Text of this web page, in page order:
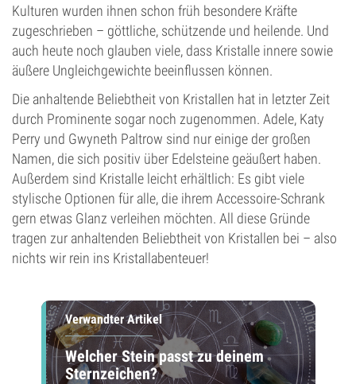
Kulturen wurden ihnen schon früh besondere Kräfte
zugeschrieben – göttliche, schützende und heilende. Und
auch heute noch glauben viele, dass Kristalle innere sowie
äußere Ungleichgewichte beeinflussen können.
Die anhaltende Beliebtheit von Kristallen hat in letzter Zeit
durch Prominente sogar noch zugenommen. Adele, Katy
Perry und Gwyneth Paltrow sind nur einige der großen
Namen, die sich positiv über Edelsteine geäußert haben.
Außerdem sind Kristalle leicht erhältlich: Es gibt viele
stylische Optionen für alle, die ihrem Accessoire-Schrank
gern etwas Glanz verleihen möchten. All diese Gründe
tragen zur anhaltenden Beliebtheit von Kristallen bei – also
nichts wir rein ins Kristallabenteuer!
Verwandter Artikel
Welcher Stein passt zu deinem
Sternzeichen?